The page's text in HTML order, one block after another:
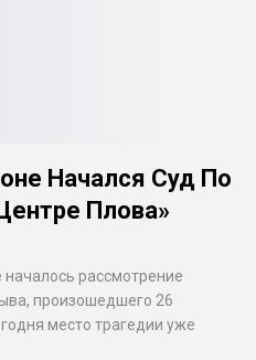
Начался Суд По
Плова»
рассмотрение
произошедшего 26
место трагедии уже